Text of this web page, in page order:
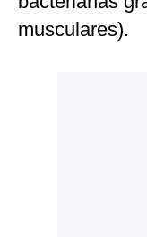
musculares).